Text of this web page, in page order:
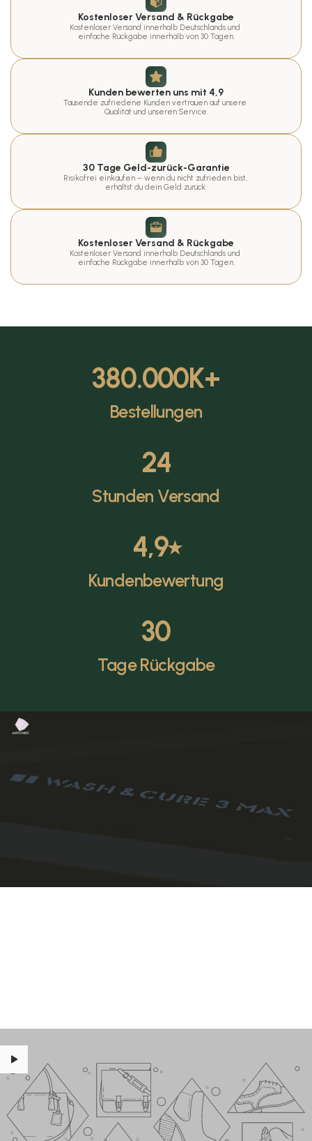
Kostenloser Versand & Rückgabe
Kostenloser Versand innerhalb Deutschlands und
einfache Rückgabe innerhalb von 30 Tagen.
Kunden bewerten uns mit 4,9
Tausende zufriedene Kunden vertrauen auf unsere
Qualität und unseren Service.
30 Tage Geld-zurück-Garantie
Risikofrei einkaufen – wenn du nicht zufrieden bist,
erhältst du dein Geld zurück.
Kostenloser Versand & Rückgabe
Kostenloser Versand innerhalb Deutschlands und
einfache Rückgabe innerhalb von 30 Tagen.
380.000K+
Bestellungen
24
Stunden Versand
4,9⭑
Kundenbewertung
30
Tage Rückgabe